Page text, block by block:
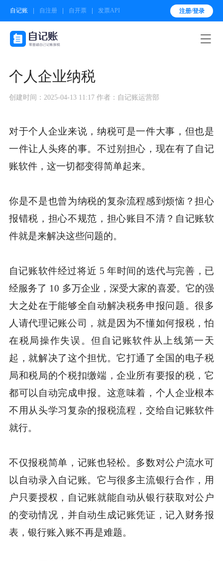
自记账 自注册 自开票 发票API 注册/登录

个人企业纳税
创建时间：2025-04-13 11:17 作者：自记账运营部
对于个人企业来说，纳税可是一件大事，但也是
一件让人头疼的事。不过别担心，现在有了自记
账软件，这一切都变得简单起来。
你是不是也曾为纳税的复杂流程感到烦恼？担心
报错税，担心不规范，担心账目不清？自记账软
件就是来解决这些问题的。
自记账软件经过将近 5 年时间的迭代与完善，已
经服务了 10 多万企业，深受大家的喜爱。它的强
大之处在于能够全自动解决税务申报问题。很多
人请代理记账公司，就是因为不懂如何报税，怕
在税局操作失误。但自记账软件从上线第一天
起，就解决了这个担忧。它打通了全国的电子税
局和税局的个税扣缴端，企业所有要报的税，它
都可以自动完成申报。这意味着，个人企业根本
不用从头学习复杂的报税流程，交给自记账软件
就行。
不仅报税简单，记账也轻松。多数对公户流水可
以自动录入自记账。它与很多主流银行合作，用
户只要授权，自记账就能自动从银行获取对公户
的变动情况，并自动生成记账凭证，记入财务报
表，银行账入账不再是难题。